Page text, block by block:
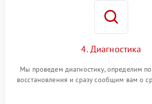
4. Диагностика
Мы проведем диагностику, определим
восстановления и сразу сообщим вам о